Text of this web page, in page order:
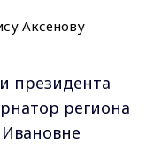
президента
региона